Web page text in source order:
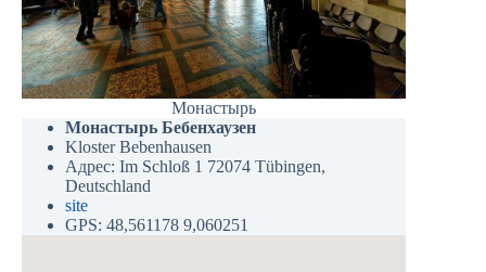
Монастырь
Монастырь Бебенхаузен
Kloster Bebenhausen
Адрес: Im Schloß 1 72074 Tübingen,
Deutschland
site
GPS: 48,561178 9,060251